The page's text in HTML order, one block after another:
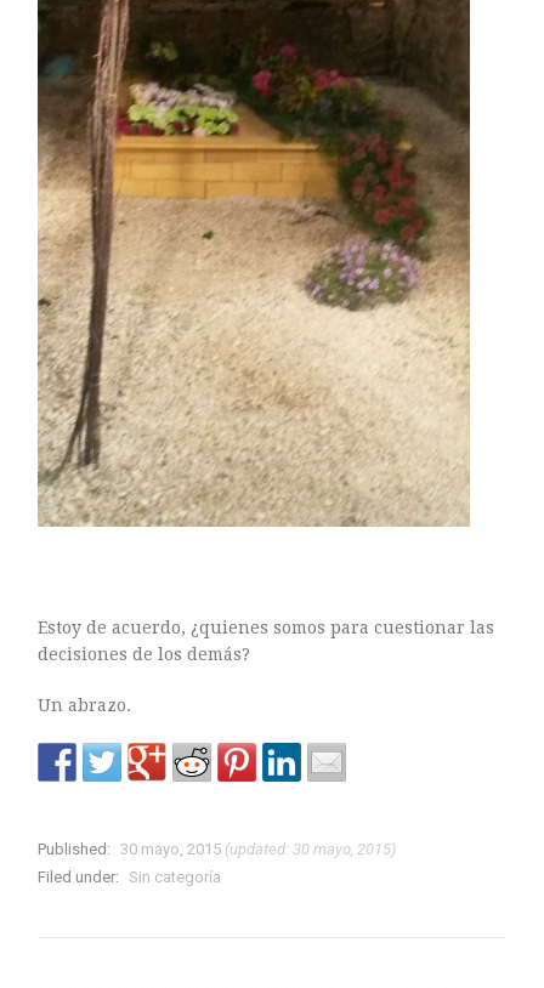
Estoy de acuerdo, ¿quienes somos para cuestionar las
decisiones de los demás?
Un abrazo.
Published: 30 mayo, 2015 (updated: 30 mayo, 2015)
Filed under:
Sin categoría